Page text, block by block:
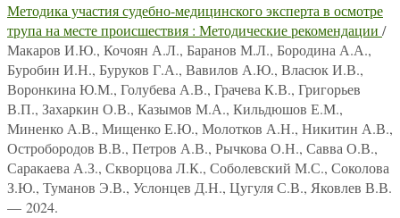
Методика участия судебно-медицинского эксперта в осмотре
трупа на месте происшествия : Методические рекомендации /
Макаров И.Ю., Кочоян А.Л., Баранов М.Л., Бородина А.А.,
Буробин И.Н., Буруков Г.А., Вавилов А.Ю., Власюк И.В.,
Воронкина Ю.М., Голубева А.В., Грачева К.В., Григорьев
В.П., Захаркин О.В., Казымов М.А., Кильдюшов Е.М.,
Миненко А.В., Мищенко Е.Ю., Молотков А.Н., Никитин А.В.,
Остробородов В.В., Петров А.В., Рычкова О.Н., Савва О.В.,
Саракаева А.З., Скворцова Л.К., Соболевский М.С., Соколова
З.Ю., Туманов Э.В., Услонцев Д.Н., Цугуля С.В., Яковлев В.В.
— 2024.